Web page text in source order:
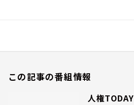
この記事の番組情報
人権TODAY